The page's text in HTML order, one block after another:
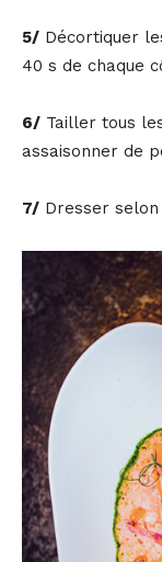
5/ Décortiquer
40 s de chaque
6/ Tailler tous
assaisonner de
7/ Dresser